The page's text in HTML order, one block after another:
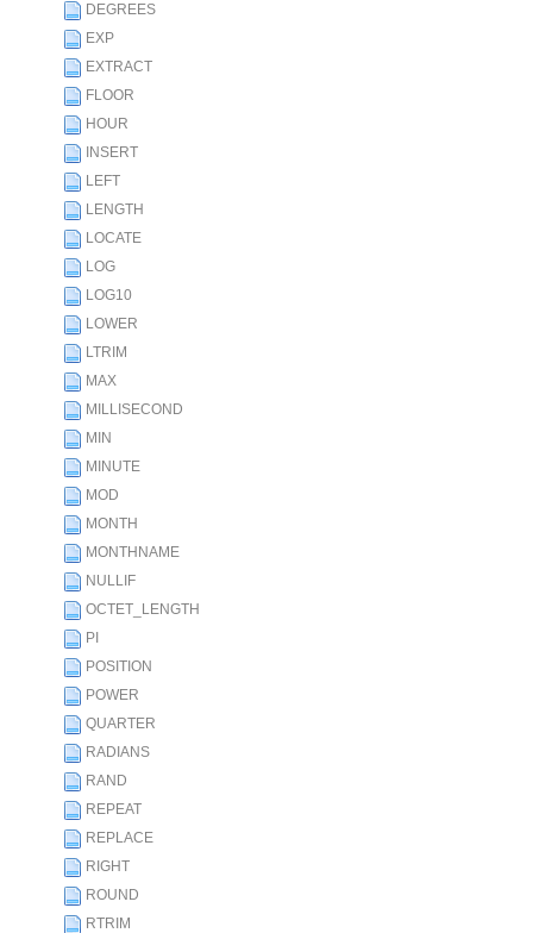
DEGREES
EXP
EXTRACT
FLOOR
HOUR
INSERT
LEFT
LENGTH
LOCATE
LOG
LOG10
LOWER
LTRIM
MAX
MILLISECOND
MIN
MINUTE
MOD
MONTH
MONTHNAME
NULLIF
OCTET_LENGTH
PI
POSITION
POWER
QUARTER
RADIANS
RAND
REPEAT
REPLACE
RIGHT
ROUND
RTRIM